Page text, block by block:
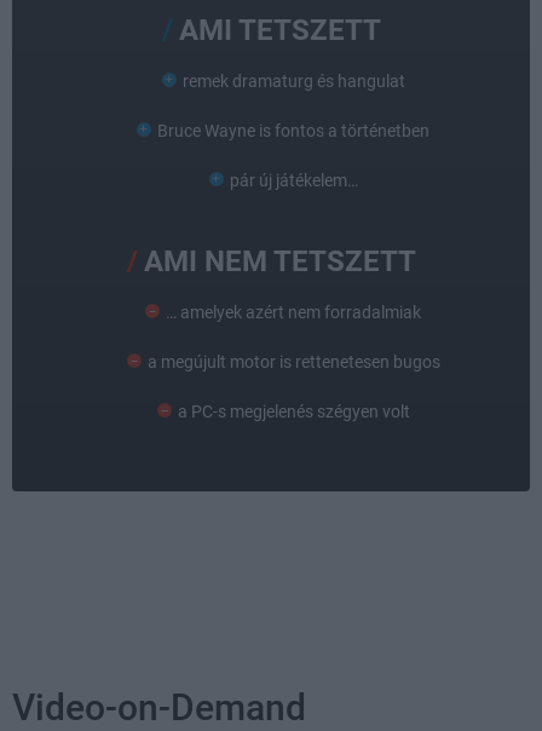
AMI TETSZETT
remek dramaturg és hangulat
Bruce Wayne is fontos a történetben
pár új játékelem…
AMI NEM TETSZETT
… amelyek azért nem forradalmiak
a megújult motor is rettenetesen bugos
a PC-s megjelenés szégyen volt
Video-on-Demand